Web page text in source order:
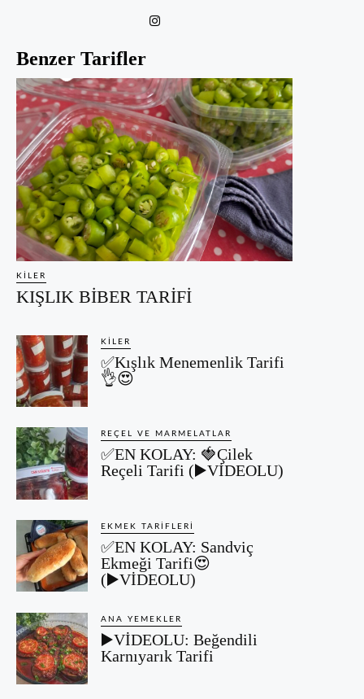
Benzer Tarifler
KILER
KIŞLIK BİBER TARİFİ
KILER
✅Kışlık Menemenlik Tarifi
👌😍
REÇEL VE MARMELATLAR
✅EN KOLAY: 🍓Çilek
Reçeli Tarifi (▶️VİDEOLU)
EKMEK TARIFLERI
✅EN KOLAY: Sandviç
Ekmeği Tarifi😍
(▶️VİDEOLU)
ANA YEMEKLER
▶️VİDEOLU: Beğendili
Karnıyarık Tarifi